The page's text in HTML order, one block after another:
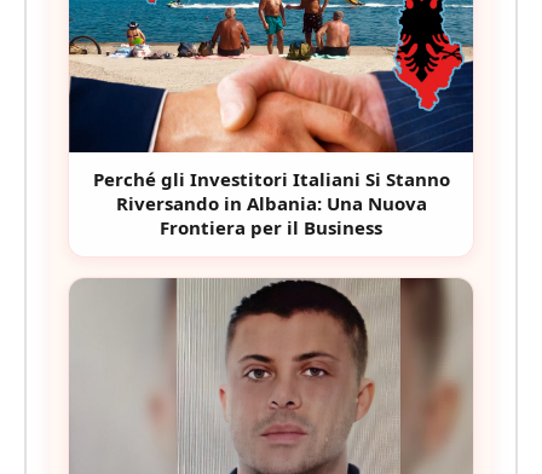
Perché gli Investitori Italiani Si Stanno
Riversando in Albania: Una Nuova
Frontiera per il Business